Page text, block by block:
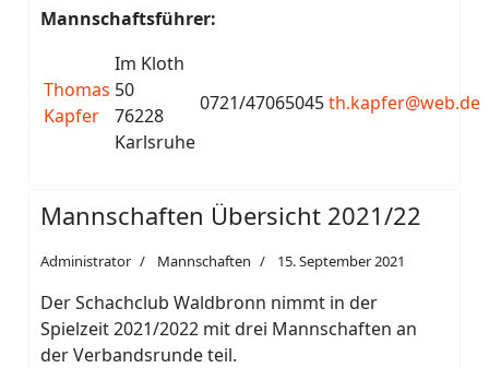
Mannschaftsführer:
Thomas
Kapfer
Im Kloth
50
76228
Karlsruhe
0721/47065045th.kapfer@web.de
Mannschaften Übersicht 2021/22
Administrator Mannschaften 15. September 2021
Der Schachclub Waldbronn nimmt in der
Spielzeit 2021/2022 mit drei Mannschaften an
der Verbandsrunde teil.